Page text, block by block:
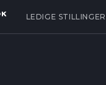
LEDIGE STILLINGER